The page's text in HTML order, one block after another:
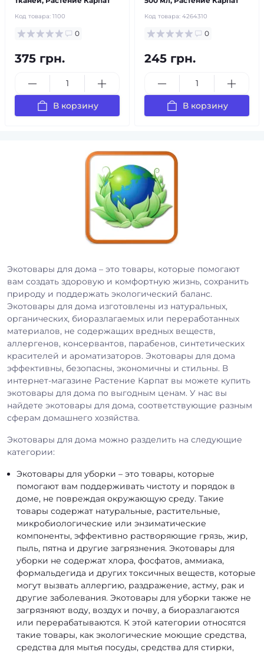
Код товара: 1100
0
375 грн.
В корзину
Код товара: 4264310
0
245 грн.
В корзину
Экотовары для дома – это товары, которые помогают
вам создать здоровую и комфортную жизнь, сохранить
природу и поддержать экологический баланс.
Экотовары для дома изготовлены из натуральных,
органических, биоразлагаемых или переработанных
материалов, не содержащих вредных веществ,
аллергенов, консервантов, парабенов, синтетических
красителей и ароматизаторов. Экотовары для дома
эффективны, безопасны, экономичны и стильны. В
интернет-магазине Растение Карпат вы можете купить
экотовары для дома по выгодным ценам. У нас вы
найдете экотовары для дома, соответствующие разным
сферам домашнего хозяйства.
Экотовары для дома можно разделить на следующие
категории:
Экотовары для уборки – это товары, которые
помогают вам поддерживать чистоту и порядок в
доме, не повреждая окружающую среду. Такие
товары содержат натуральные, растительные,
микробиологические или энзиматические
компоненты, эффективно растворяющие грязь, жир,
пыль, пятна и другие загрязнения. Экотовары для
уборки не содержат хлора, фосфатов, аммиака,
формальдегида и других токсичных веществ, которые
могут вызвать аллергию, раздражение, астму, рак и
другие заболевания. Экотовары для уборки также не
загрязняют воду, воздух и почву, а биоразлагаются
или перерабатываются. К этой категории относятся
такие товары, как экологические моющие средства,
средства для мытья посуды, средства для стирки,